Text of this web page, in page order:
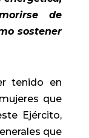
de
sostener
tenido en
que
Ejército,
que